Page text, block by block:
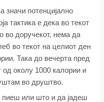
значи потенцијално
тактика е дека во текот
во доручекот, нема да
во текот на целиот ден
Така до вечерта пред
околу 1000 калории и
во друштво.
пиеш или што и да јадеш